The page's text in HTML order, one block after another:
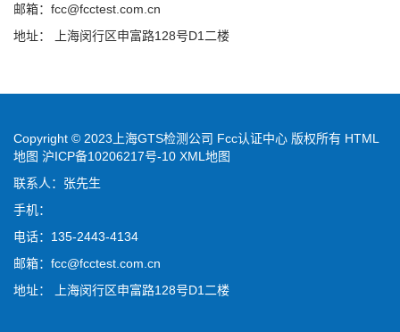
邮箱：fcc@fcctest.com.cn
地址： 上海闵行区申富路128号D1二楼
Copyright © 2023上海GTS检测公司 Fcc认证中心 版权所有 HTML
地图 沪ICP备10206217号-10 XML地图
联系人：张先生
手机：
电话：135-2443-4134
邮箱：fcc@fcctest.com.cn
地址： 上海闵行区申富路128号D1二楼